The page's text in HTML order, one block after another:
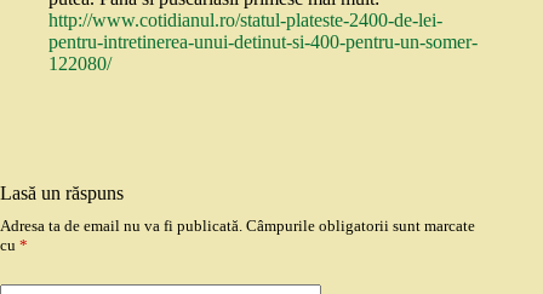
http://www.cotidianul.ro/statul-plateste-2400-de-lei-
pentru-intretinerea-unui-detinut-si-400-pentru-un-somer-
122080/
Lasă un răspuns
Adresa ta de email nu va fi publicată. Câmpurile obligatorii sunt marcate
cu *